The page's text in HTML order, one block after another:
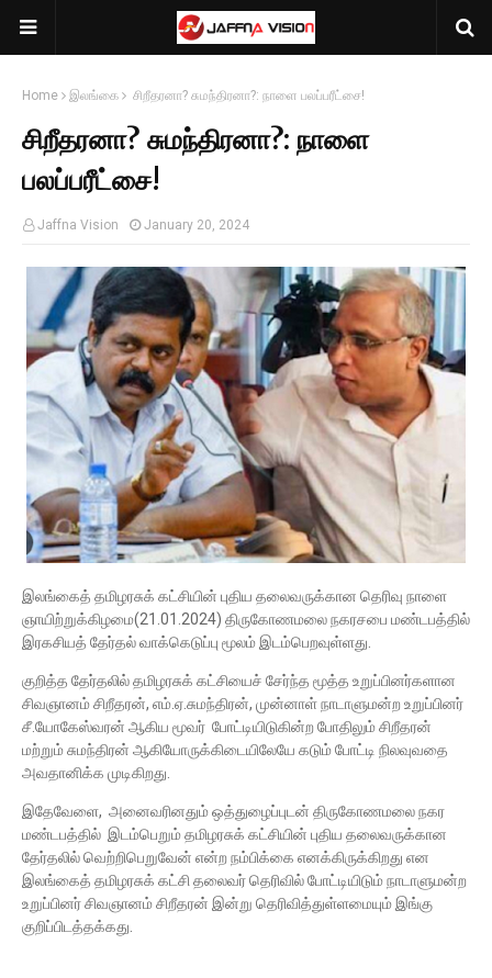
Home இலங்கை சிறீதரனா? சுமந்திரனா?: நாளை பலப்பரீட்சை!
சிறீதரனா? சுமந்திரனா?: நாளை
பலப்பரீட்சை!
Jaffna Vision January 20, 2024
இலங்கைத் தமிழரசுக் கட்சியின் புதிய தலைவருக்கான தெரிவு நாளை
ஞாயிற்றுக்கிழமை(21.01.2024) திருகோணமலை நகரசபை மண்டபத்தில்
இரகசியத் தேர்தல் வாக்கெடுப்பு மூலம் இடம்பெறவுள்ளது.
குறித்த தேர்தலில் தமிழரசுக் கட்சியைச் சேர்ந்த மூத்த உறுப்பினர்களான
சிவஞானம் சிறீதரன், எம்.ஏ.சுமந்திரன், முன்னாள் நாடாளுமன்ற உறுப்பினர்
சீ.யோகேஸ்வரன் ஆகிய மூவர் போட்டியிடுகின்ற போதிலும் சிறீதரன்
மற்றும் சுமந்திரன் ஆகியோருக்கிடையிலேயே கடும் போட்டி நிலவுவதை
அவதானிக்க முடிகிறது.
இதேவேளை, அனைவரினதும் ஒத்துழைப்புடன் திருகோணமலை நகர
மண்டபத்தில் இடம்பெறும் தமிழரசுக் கட்சியின் புதிய தலைவருக்கான
தேர்தலில் வெற்றிபெறுவேன் என்ற நம்பிக்கை எனக்கிருக்கிறது என
இலங்கைத் தமிழரசுக் கட்சி தலைவர் தெரிவில் போட்டியிடும் நாடாளுமன்ற
உறுப்பினர் சிவஞானம் சிறீதரன் இன்று தெரிவித்துள்ளமையும் இங்கு
குறிப்பிடத்தக்கது.